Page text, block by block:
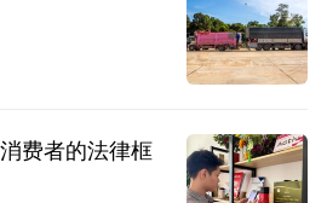
费者的法律框